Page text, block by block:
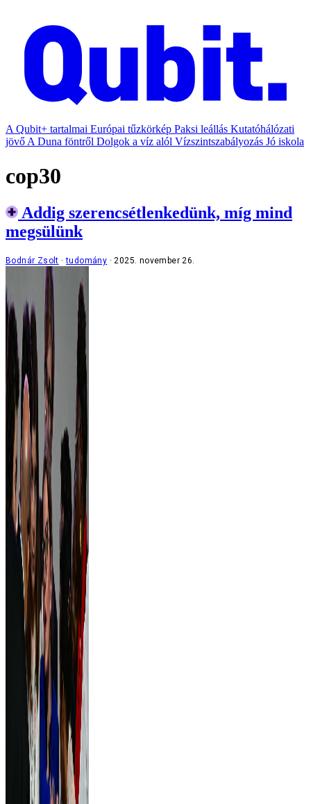
A Qubit+ tartalmai Európai tűzkörkép Paksi leállás Kutatóhálózati
jövő A Duna föntről Dolgok a víz alól Vízszintszabályozás Jó iskola
cop30
Addig szerencsétlenkedünk, míg mind
megsülünk
Bodnár Zsolt tudomány 2025. november 26.